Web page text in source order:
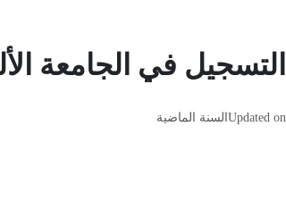
التسجيل في الجامعة
Updated onالسنة الماضية